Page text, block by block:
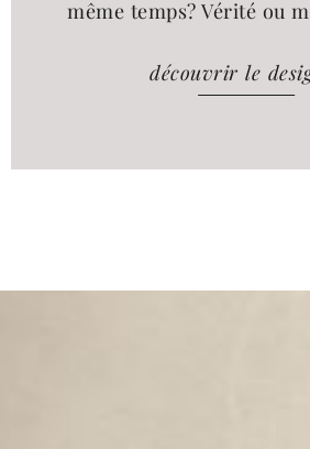
même temps? Vérité ou
découvrir le